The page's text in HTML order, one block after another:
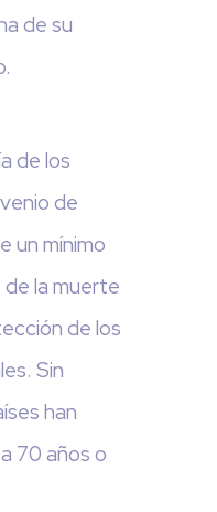
de su
de los
de
un mínimo
la muerte
de los
Sin
han
70 años o